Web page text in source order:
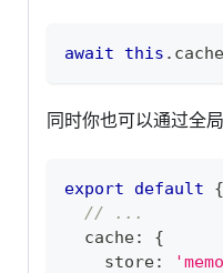
await this .
同时你也可以通过全
export default
{
// ...
  cache
:
{
    store
: